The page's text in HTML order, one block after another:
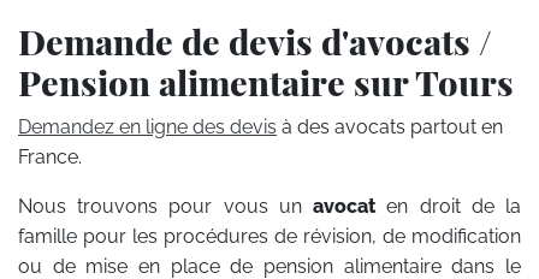
Demande de devis d'avocats /
Pension alimentaire sur Tours
Demandez en ligne des devis à des avocats partout en
France.
Nous trouvons pour vous unavocaten droit de la
famille pour les procédures de révision, de modification
ou de mise en place de pension alimentaire dans le